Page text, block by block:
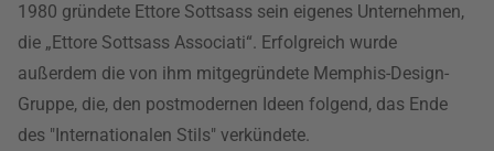
1980 gründete Ettore Sottsass sein eigenes Unternehmen,
die „Ettore Sottsass Associati“. Erfolgreich wurde
außerdem die von ihm mitgegründete Memphis-Design-
Gruppe, die, den postmodernen Ideen folgend, das Ende
des "Internationalen Stils" verkündete.